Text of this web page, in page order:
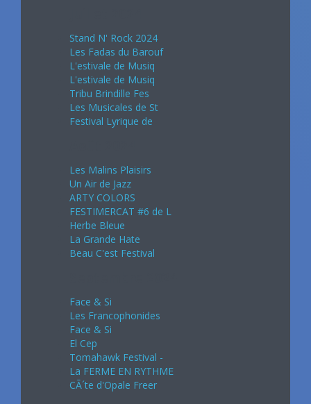
Stand N' Rock 2024
Les Fadas du Barouf
L'estivale de Musiq
L'estivale de Musiq
Tribu Brindille Fes
Les Musicales de St
Festival Lyrique de
Les Malins Plaisirs
Un Air de Jazz
ARTY COLORS
FESTIMERCAT #6 de L
Herbe Bleue
La Grande Hate
Beau C'est Festival
Face & Si
Les Francophonides
Face & Si
El Cep
Tomahawk Festival -
La FERME EN RYTHME
CÃ´te d'Opale Freer